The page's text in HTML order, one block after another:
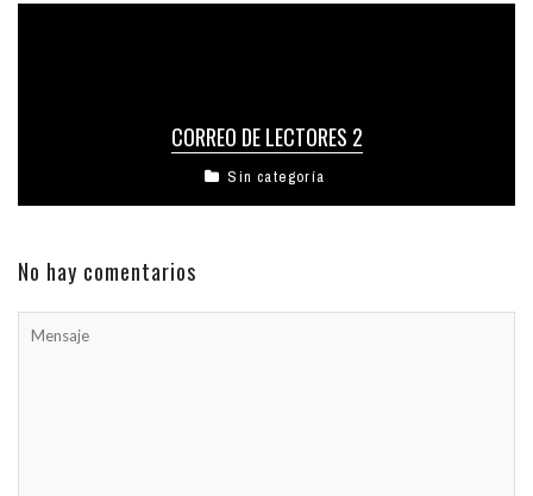
CORREO DE LECTORES 2
Sin categoría
No hay comentarios